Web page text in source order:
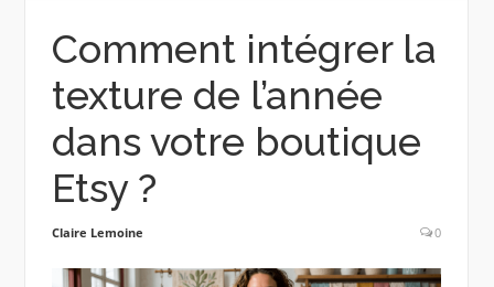
Comment intégrer la
texture de l’année
dans votre boutique
Etsy ?
Claire Lemoine 0